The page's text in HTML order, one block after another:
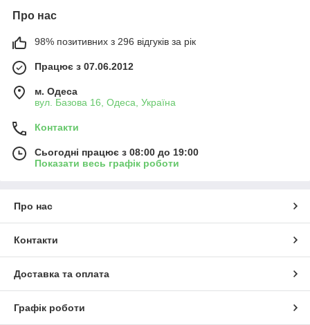
Про нас
98% позитивних з 296 відгуків за рік
Працює з 07.06.2012
м. Одеса
вул. Базова 16, Одеса, Україна
Контакти
Сьогодні працює з 08:00 до 19:00
Показати весь графік роботи
Про нас
Контакти
Доставка та оплата
Графік роботи